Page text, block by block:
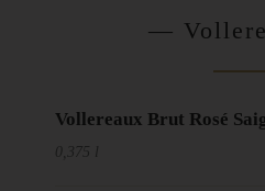
—
Vollereaux Brut Rosé
0,375 l